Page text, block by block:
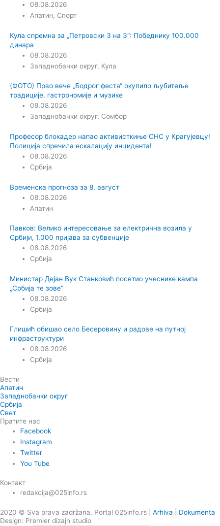
08.08.2026
Апатин, Спорт
Кула спремна за „Петровски 3 на 3“: Победнику 100.000
динара
08.08.2026
Западнобачки округ, Кула
(ФОТО) Прво вече „Бодрог феста“ окупило љубитеље
традиције, гастрономије и музике
08.08.2026
Западнобачки округ, Сомбор
Професор блокадер напао активисткиње СНС у Крагујевцу!
Полиција спречила ескалацију инцидента!
08.08.2026
Србија
Временска прогноза за 8. август
08.08.2026
Апатин
Павков: Велико интересовање за електрична возила у
Србији, 1.000 пријава за субвенције
08.08.2026
Србија
Министар Дејан Вук Станковић посетио учеснике кампа
„Србија те зове“
08.08.2026
Србија
Глишић обишао село Бесеровину и радове на путној
инфраструктури
08.08.2026
Србија
Вести
Апатин
Западнобачки округ
Србија
Свет
Пратите нас
Facebook
Instagram
Twitter
You Tube
Контакт
redakcija@025info.rs
2020 © Sva prava zadržana. Portal 025info.rs | Arhiva
Dokumenta
Design: Premier dizajn studio